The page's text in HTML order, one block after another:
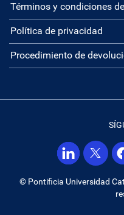
Términos y condiciones
Política de privacidad
Procedimiento de
© Pontificia Universidad